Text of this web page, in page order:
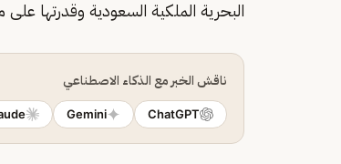
البحرية الملكية السعودية وقدرتها على
ناقش الخبر مع الذكاء الاصطناعي
ChatGPT
Gemini